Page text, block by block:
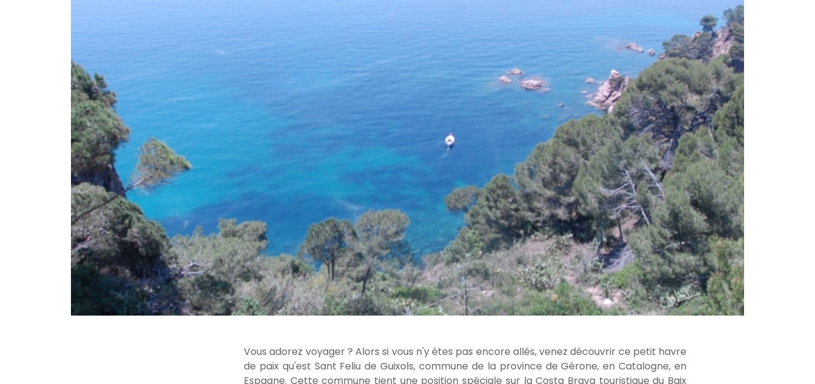
Vous adorez voyager ? Alors si vous n'y êtes pas encore allés, venez découvrir ce petit havre
de paix qu'est Sant Feliu de Guixols, commune de la province de Gérone, en Catalogne, en
Espagne. Cette commune tient une position spéciale sur la Costa Brava touristique du Baix